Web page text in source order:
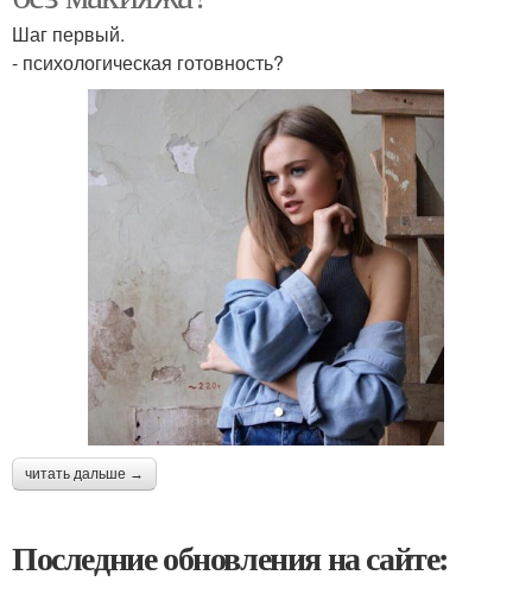
Шаг первый.
- психологическая готовность?
читать дальше →
Последние обновления на сайте: